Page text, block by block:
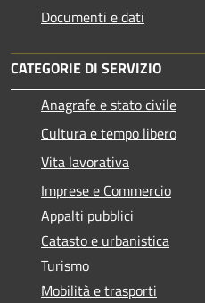
Documenti e dati
CATEGORIE DI SERVIZIO
Anagrafe e stato civile
Cultura e tempo libero
Vita lavorativa
Imprese e Commercio
Appalti pubblici
Catasto e urbanistica
Turismo
Mobilità e trasporti